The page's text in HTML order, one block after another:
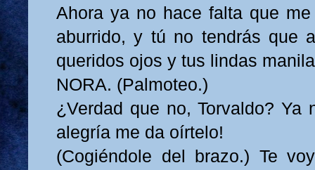
Ahora ya no hace falta que
aburrido, y tú no tendrás que
queridos ojos y tus lindas
NORA. (Palmoteo.)
¿Verdad que no, Torvaldo? Ya
alegría me da oírtelo!
(Cogiéndole del brazo.) Te